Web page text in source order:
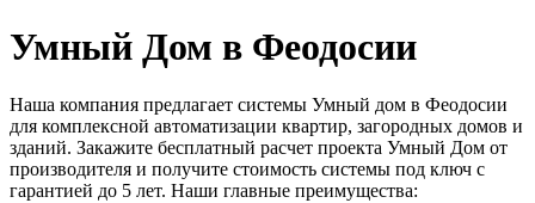
Умный Дом в Феодосии
Наша компания предлагает системы Умный дом в Феодосии
для комплексной автоматизации квартир, загородных домов и
зданий. Закажите бесплатный расчет проекта Умный Дом от
производителя и получите стоимость системы под ключ с
гарантией до 5 лет. Наши главные преимущества: